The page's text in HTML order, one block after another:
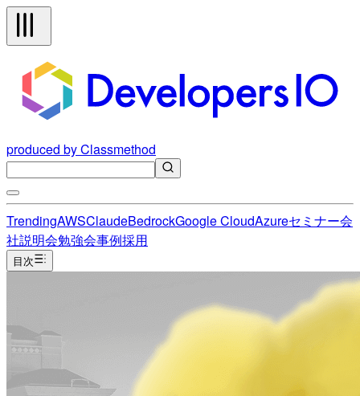
produced by Classmethod
TrendingAWSClaudeBedrockGoogle CloudAzureセミナー会
社説明会勉強会事例採用
目次